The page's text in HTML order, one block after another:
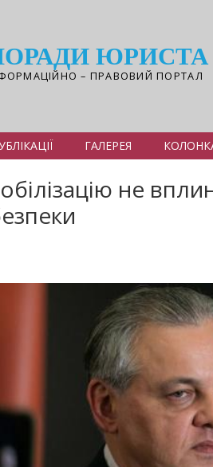
ЮРИСТА
– ПРАВОВИЙ ПОРТАЛ
ГАЛЕРЕЯ
не